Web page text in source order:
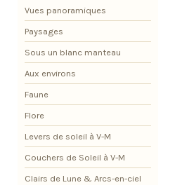
Vues panoramiques
Paysages
Sous un blanc manteau
Aux environs
Faune
Flore
Levers de soleil à V-M
Couchers de Soleil à V-M
Clairs de Lune & Arcs-en-ciel